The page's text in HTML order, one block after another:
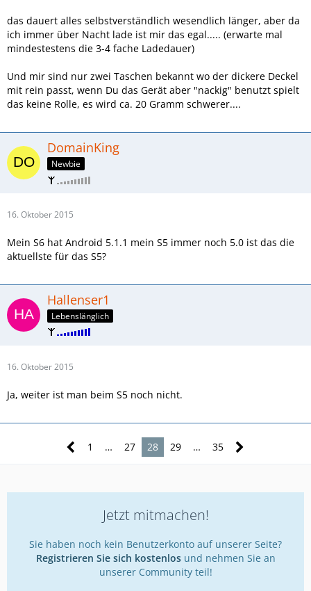
das dauert alles selbstverständlich wesendlich länger, aber da
ich immer über Nacht lade ist mir das egal..... (erwarte mal
mindestestens die 3-4 fache Ladedauer)
Und mir sind nur zwei Taschen bekannt wo der dickere Deckel
mit rein passt, wenn Du das Gerät aber "nackig" benutzt spielt
das keine Rolle, es wird ca. 20 Gramm schwerer....
DomainKing
Newbie
16. Oktober 2015
Mein S6 hat Android 5.1.1 mein S5 immer noch 5.0 ist das die
aktuellste für das S5?
Hallenser1
Lebenslänglich
16. Oktober 2015
Ja, weiter ist man beim S5 noch nicht.
1 … 27 28 29 … 35
Jetzt mitmachen!
Sie haben noch kein Benutzerkonto auf unserer Seite?
Registrieren Sie sich kostenlosund nehmen Sie an
unserer Community teil!